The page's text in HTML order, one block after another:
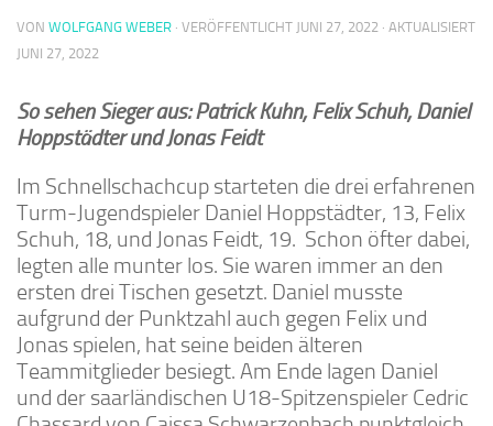
VON WOLFGANG WEBER · VERÖFFENTLICHT JUNI 27, 2022 · AKTUALISIERT
JUNI 27, 2022
So sehen Sieger aus: Patrick Kuhn, Felix Schuh, Daniel
Hoppstädter und Jonas Feidt
Im Schnellschachcup starteten die drei erfahrenen
Turm-Jugendspieler Daniel Hoppstädter, 13, Felix
Schuh, 18, und Jonas Feidt, 19. Schon öfter dabei,
legten alle munter los. Sie waren immer an den
ersten drei Tischen gesetzt. Daniel musste
aufgrund der Punktzahl auch gegen Felix und
Jonas spielen, hat seine beiden älteren
Teammitglieder besiegt. Am Ende lagen Daniel
und der saarländischen U18-Spitzenspieler Cedric